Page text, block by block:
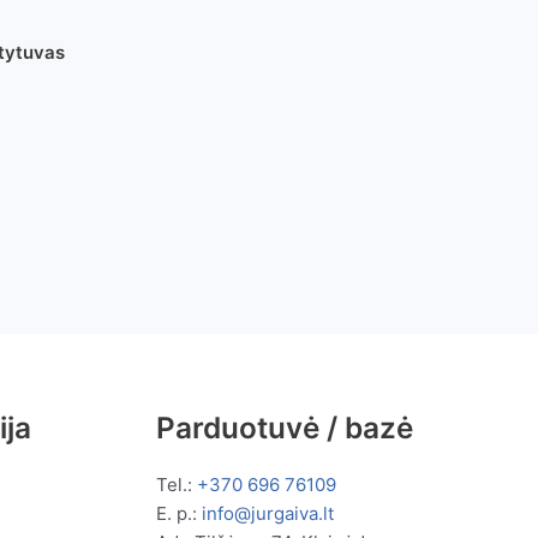
Parduotuvė / bazė
Tel.: +370 696 76109
E. p.: info@jurgaiva.lt